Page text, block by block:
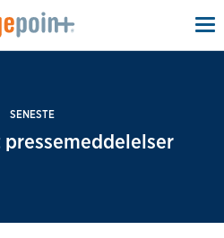
SENESTE
pressemeddelelser